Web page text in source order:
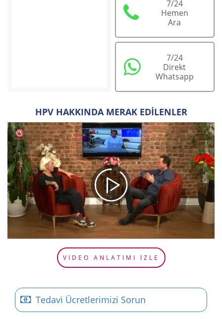
Op.Dr. Korkut Arslan
7/24
Hemen
Ara
7/24
Direkt
Whatsapp
HPV HAKKINDA MERAK EDİLENLER
VİDEO ANLATIMI İZLE
Tedavi Ücretlerimizi Sorun